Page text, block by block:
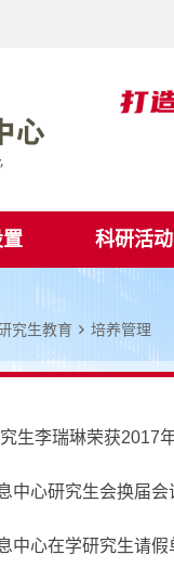
科研活动
究生教育 培养管理
生李瑞琳荣获2017
中心研究生会换届会
中心在学研究生请假